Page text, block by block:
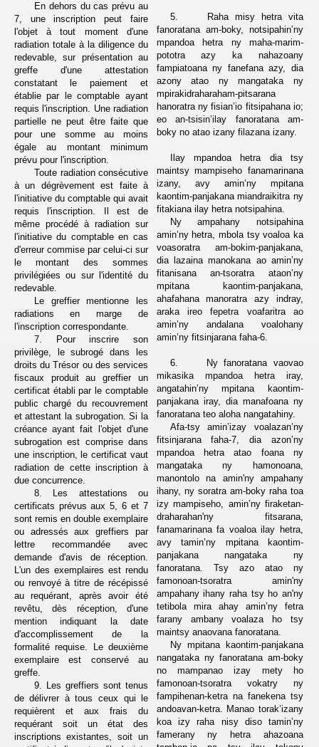
En dehors du cas prévu au
7, une inscription peut faire
l'objet à tout moment d'une
radiation totale à la diligence du
redevable, sur présentation au
greffe d'une attestation
constatant le paiement et
établie par le comptable ayant
requis l'inscription. Une radiation
partielle ne peut être faite que
pour une somme au moins
égale au montant minimum
prévu pour l'inscription.
Toute radiation consécutive
à un dégrèvement est faite à
l'initiative du comptable qui avait
requis l'inscription. Il est de
même procédé à radiation sur
l'initiative du comptable en cas
d'erreur commise par celui-ci sur
le montant des sommes
privilégiées ou sur l'identité du
redevable.
Le greffier mentionne les
radiations en marge de
l'inscription correspondante.
7. Pour inscrire son
privilège, le subrogé dans les
droits du Trésor ou des services
fiscaux produit au greffier un
certificat établi par le comptable
public chargé du recouvrement
et attestant la subrogation. Si la
créance ayant fait l'objet d'une
subrogation est comprise dans
une inscription, le certificat vaut
radiation de cette inscription à
due concurrence.
8. Les attestations ou
certificats prévus aux 5, 6 et 7
sont remis en double exemplaire
ou adressés aux greffiers par
lettre recommandée avec
demande d'avis de réception.
L'un des exemplaires est rendu
ou renvoyé à titre de récépissé
au requérant, après avoir été
revêtu, dès réception, d'une
mention indiquant la date
d'accomplissement de la
formalité requise. Le deuxième
exemplaire est conservé au
greffe.
9. Les greffiers sont tenus
de délivrer à tous ceux qui le
requièrent et aux frais du
requérant soit un état des
inscriptions existantes, soit un
5.
Raha misy hetra vita
fanoratana am-boky, notsipahin’ny
mpandoa hetra ny maha-marim-
pototra azy ka nahazoany
fampiatoana ny fanefana azy, dia
azony atao ny mangataka ny
mpirakidraharaham-pitsarana
hanoratra ny fisian’io fitsipahana io;
eo an-tsisin’ilay fanoratana am-
boky no atao izany filazana izany.
Ilay mpandoa hetra dia tsy
maintsy mampiseho fanamarinana
izany, avy amin’ny mpitana
kaontim-panjakana miandraikitra ny
fitakiana ilay hetra notsipahina.
Ny ampahany notsipahina
amin’ny hetra, mbola tsy voaloa ka
voasoratra am-bokim-panjakana,
dia lazaina manokana ao amin’ny
fitanisana an-tsoratra ataon’ny
mpitana kaontim-panjakana,
ahafahana manoratra azy indray,
araka ireo fepetra voafaritra ao
amin’ny andalana voalohany
amin’ny fitsinjarana faha-6.
6.
Ny fanoratana vaovao
mikasika
mpandoa hetra iray,
angatahin’ny mpitana kaontim-
panjakana iray, dia manafoana ny
fanoratana teo aloha nangatahiny.
Afa-tsy amin’izay voalazan’ny
fitsinjarana faha-7, dia azon’ny
mpandoa hetra atao foana ny
mangataka
ny hamonoana,
manontolo na amin'ny ampahany
ihany, ny soratra am-boky raha toa
izy mampiseho, amin’ny firaketan-
draharahan'ny fitsarana,
fanamarinana fa voaloa ilay hetra,
avy tamin’ny mpitana kaontim-
panjakana nangataka ny
fanoratana. Tsy azo atao ny
famonoan-tsoratra amin'ny
ampahany ihany raha tsy ho an'ny
tetibola mira ahay amin’ny fetra
farany ambany voalaza ho tsy
maintsy anaovana fanoratana.
Ny mpitana kaontim-panjakana
nangataka ny fanoratana am-boky
no mampanao izay mety ho
famonoan-tsoratra vokatry ny
fampihenan-ketra na fanekena tsy
andoavan-ketra. Manao torak’izany
koa izy raha nisy diso tamin’ny
famerany ny hetra ahazoana